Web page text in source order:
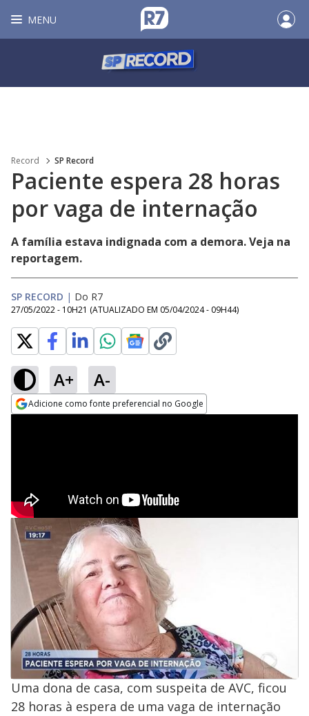
MENU
Record SP Record
Paciente espera 28 horas
por vaga de internação
A família estava indignada com a demora. Veja na
reportagem.
SP RECORD | Do R7
27/05/2022 - 10H21 (ATUALIZADO EM 05/04/2024 - 09H44)
A+ A-
Adicione como fonte preferencial no Google
Uma dona de casa, com suspeita de AVC, ficou
28 horas à espera de uma vaga de internação